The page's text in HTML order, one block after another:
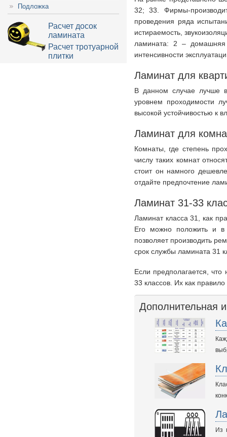
32; 33. Фирмы-
проведения ряда
истираемость,
ламината: 2 –
интенсивности
Ламинат для
В данном случае лучше
уровнем проходимости
высокой устойчивостью к
Ламинат для
Комнаты, где степень
числу таких комнат
стоит он намного
отдайте предпочтение
Ламинат 31-33
Ламинат класса 31, как
Его можно положить и в
позволяет производить
срок службы ламината 31
Если предполагается,
33 классов. Их как
Дополнительная
Из
Подложка
Расчет досок
ламината
Расчет тротуарной
плитки